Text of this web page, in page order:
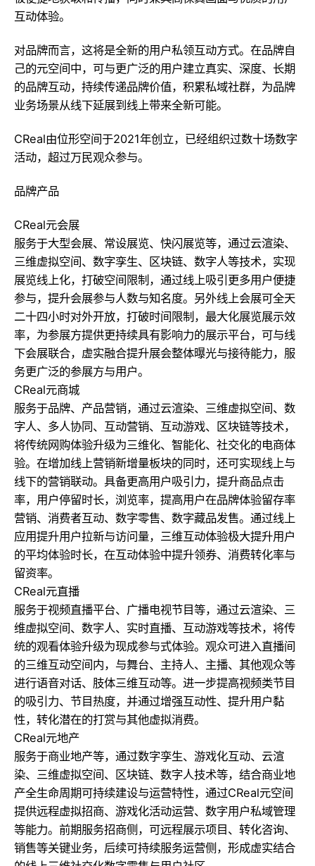
互动体验。
对品牌而言，这将是全新的用户私领互动方式。在品牌自
己的元空间中，可与更广泛的用户建立真实、深度、长期
的品牌互动，持续传递品牌价值，积累私域社群，为品牌
业务场景从线下延展到线上带来全新可能。
CReal由位形空间于2021年创立，已经组织过数十场数字
活动，超过万民观众参与。
品牌产品
CReal元会展
服务于大型会展、常设展览、快闪展览等，通过云渲染、
三维虚拟空间、数字孪生、区块链、数字人等技术，实现
展览线上化，打破空间限制，通过线上吸引更多用户便捷
参与，提升会展参与人数与知名度。另外线上会展可全天
二十四小时对外开放，打破时间限制，最大化展览展示效
率，为参展方提供更持续具有影响力的展示平台，可与线
下会展联合，虚实融合提升展会整体曝光与接待能力，服
务更广泛的参展方与用户。
CReal元商城
服务于品牌、产品营销，通过云渲染、三维虚拟空间、数
字人、多人协同、互动营销、互动游戏、区块链等技术，
将传统网购体验升级为三维化、智能化、社交化的电商体
验。在增加线上营销新增量板块的同时，还可实现线上与
线下的营销联动。具备更高用户吸引力，提升商品点击
率，用户停留时长，浏览率，提高用户在品牌体验留存率
营销、消费者互动、数字零售、数字藏品发售。通过线上
应用提升用户拉新与访问量，三维互动体验极大提升用户
的平均体验时长，在互动体验中提升领券、消费转化率与
留资率。
CReal元直播
服务于视频直播平台、广播电视节目等，通过云渲染、三
维虚拟空间、数字人、实时直播、互动游戏等技术，将传
统的观看体验升级为现成参与式体验。观众可进入直播间
的三维互动空间内，与舞台、主持人、主播、其他观众等
进行语音对话、肢体三维互动等。进一步提高视频类节目
的吸引力、节目热度，并通过增强互动性、提升用户黏
性，转化潜在的打赏与其他虚拟消费。
CReal元地产
服务于商业地产等，通过数字孪生、游戏化互动、云渲
染、三维虚拟空间、区块链、数字人技术等，结合商业地
产全生命周期可持续建设与运营特性，通过CReal元空间
提供远程虚拟招商、游戏化活动运营、数字用户私域管理
等能力。前期服务招商侧，可远程展示项目、转化咨询、
销售等关键业务，后续可持续服务运营侧，形成虚实结合